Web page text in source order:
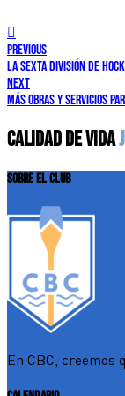
previous
LA SEXTA DIVISIÓN DE
next
MÁS OBRAS Y SERVICIOS
CALIDAD DE VIDA
SOBRE EL CLUB
En CBC, creemos